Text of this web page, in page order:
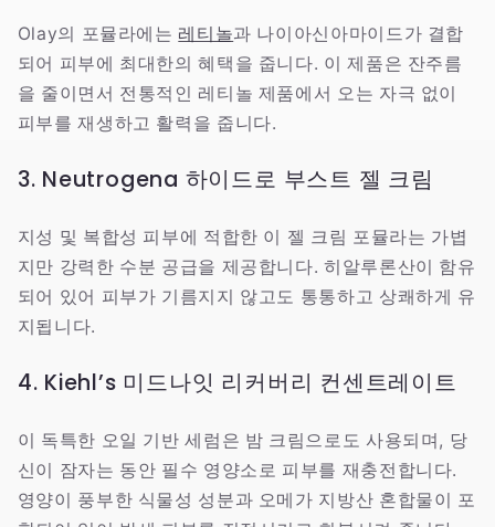
Olay의 포뮬라에는 레티놀과 나이아신아마이드가 결합
되어 피부에 최대한의 혜택을 줍니다. 이 제품은 잔주름
을 줄이면서 전통적인 레티놀 제품에서 오는 자극 없이
피부를 재생하고 활력을 줍니다.
3. Neutrogena 하이드로 부스트 젤 크림
지성 및 복합성 피부에 적합한 이 젤 크림 포뮬라는 가볍
지만 강력한 수분 공급을 제공합니다. 히알루론산이 함유
되어 있어 피부가 기름지지 않고도 통통하고 상쾌하게 유
지됩니다.
4. Kiehl’s 미드나잇 리커버리 컨센트레이트
이 독특한 오일 기반 세럼은 밤 크림으로도 사용되며, 당
신이 잠자는 동안 필수 영양소로 피부를 재충전합니다.
영양이 풍부한 식물성 성분과 오메가 지방산 혼합물이 포